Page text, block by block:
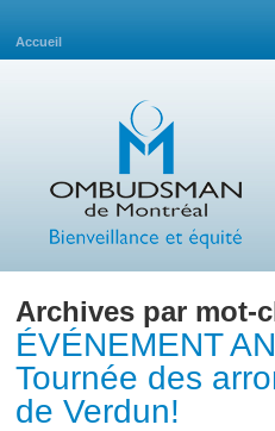
Accueil
Archives par mot-
ÉVÉNEMENT
Tournée des
de Verdun!